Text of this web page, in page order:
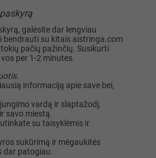
galėsite dar lengviau
bendrauti su kitais aistringa.com
pačių pažinčių. Susikurti
per 1-2 minutes.
.
informaciją apie save bei,
vardą ir slaptažodį,
savo miestą.
su taisyklėmis ir
sukūrimą ir mėgaukitės
dar patogiau.